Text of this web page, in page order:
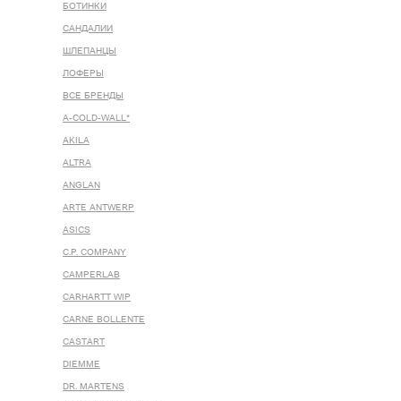
БОТИНКИ
САНДАЛИИ
ШЛЕПАНЦЫ
ЛОФЕРЫ
ВСЕ БРЕНДЫ
A-COLD-WALL*
AKILA
ALTRA
ANGLAN
ARTE ANTWERP
ASICS
C.P. COMPANY
CAMPERLAB
CARHARTT WIP
CARNE BOLLENTE
CASTART
DIEMME
DR. MARTENS